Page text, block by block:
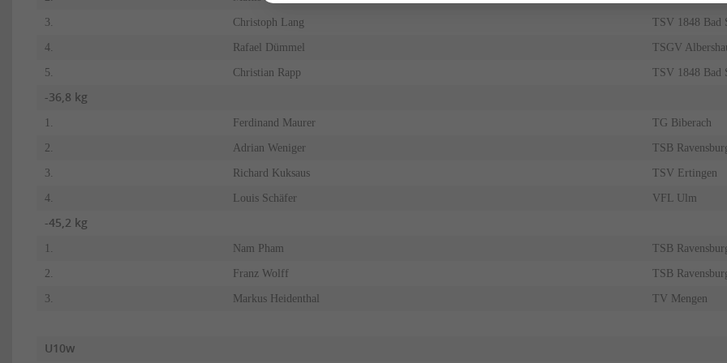
3. Christoph Lang TSV 1848 Bad
4. Rafael Dümmel TSGV
5. Christian Rapp TSV 1848 Bad
-36,8 kg
1. Ferdinand Maurer TG Biberach
2. Adrian Weniger TSB
3. Richard Kuksaus TSV Ertingen
4. Louis Schäfer VFL Ulm
-45,2 kg
Nam Pham TSB
2. Franz Wolff TSB
3. Markus Heidenthal TV Mengen
U10w